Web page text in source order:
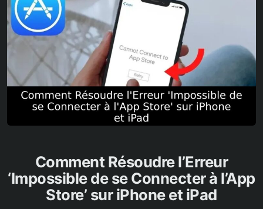
Comment Résoudre l’Erreur
‘Impossible de se Connecter à l’App
Store’ sur iPhone et iPad